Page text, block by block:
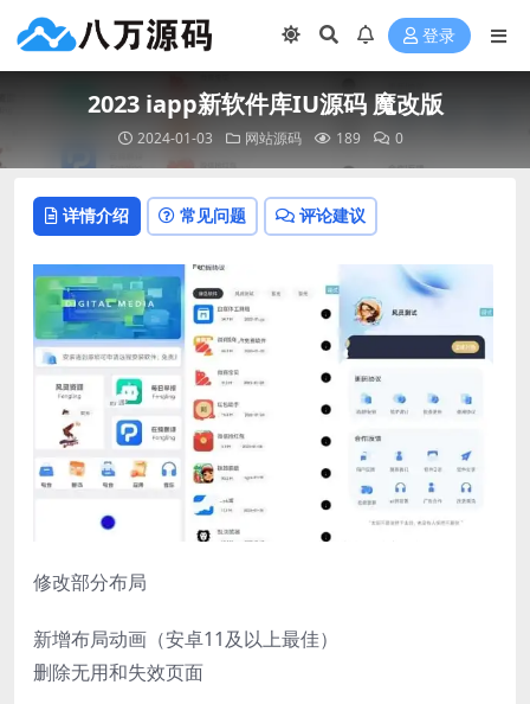
登录
2023 iapp新软件库IU源码 魔改版
2024-01-03 网站源码 189 0
详情介绍 常见问题 评论建议
修改部分布局
新增布局动画（安卓11及以上最佳）
删除无用和失效页面